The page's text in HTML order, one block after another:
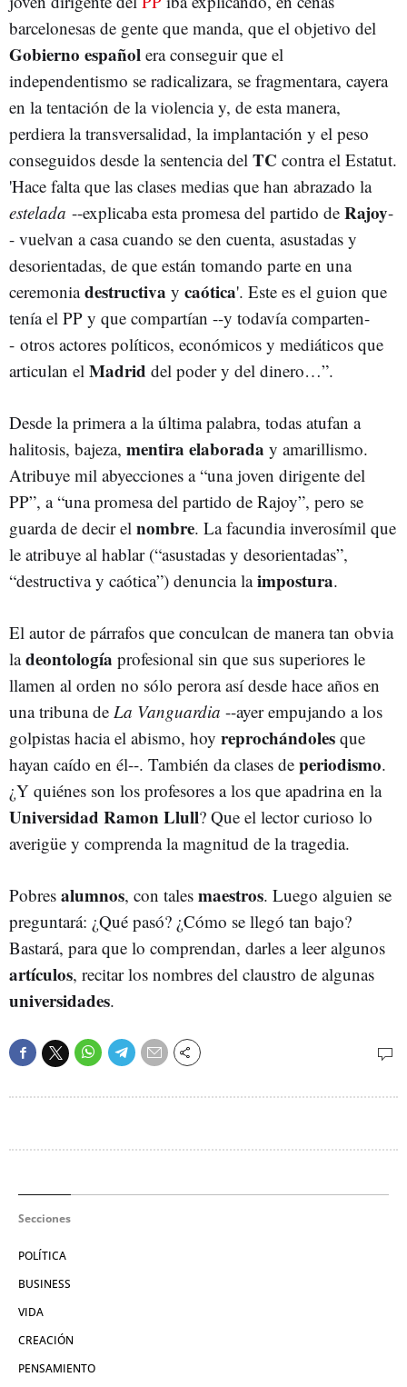
barcelonesas de gente que manda, que el objetivo del
Gobierno español era conseguir que el
independentismo se radicalizara, se fragmentara, cayera
en la tentación de la violencia y, de esta manera,
perdiera la transversalidad, la implantación y el peso
conseguidos desde la sentencia del TC contra el Estatut.
'Hace falta que las clases medias que han abrazado la
estelada --explicaba esta promesa del partido de Rajoy-
- vuelvan a casa cuando se den cuenta, asustadas y
desorientadas, de que están tomando parte en una
ceremoniadestructiva y caótica'. Este es el guion que
tenía el PP y que compartían --y todavía comparten-
- otros actores políticos, económicos y mediáticos que
articulan el Madrid del poder y del dinero…”.
Desde la primera a la última palabra, todas atufan a
halitosis, bajeza, mentira elaborada y amarillismo.
Atribuye mil abyecciones a “una joven dirigente del
PP”, a “una promesa del partido de Rajoy”, pero se
guarda de decir el nombre. La facundia inverosímil que
le atribuye al hablar (“asustadas y desorientadas”,
“destructiva y caótica”) denuncia laimpostura.
El autor de párrafos que conculcan de manera tan obvia
ladeontología profesional sin que sus superiores le
llamen al orden no sólo perora así desde hace años en
una tribuna de La Vanguardia --ayer empujando a los
golpistas hacia el abismo, hoy reprochándoles que
hayan caído en él--. También da clases de periodismo.
¿Y quiénes son los profesores a los que apadrina en la
Universidad Ramon Llull? Que el lector curioso lo
averigüe y comprenda la magnitud de la tragedia.
Pobres alumnos, con tales maestros. Luego alguien se
preguntará: ¿Qué pasó? ¿Cómo se llegó tan bajo?
Bastará, para que lo comprendan, darles a leer algunos
artículos, recitar los nombres del claustro de algunas
universidades.
Secciones
POLÍTICA
BUSINESS
VIDA
CREACIÓN
PENSAMIENTO